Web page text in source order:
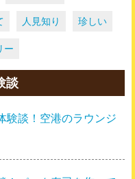
人見知り 珍しい
ー
談
験談！空港のラウンジ